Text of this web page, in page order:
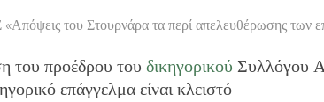
του Στουρνάρα τα περί απελευθέρωσης των
του προέδρου του δικηγορικού Συλλόγου
επάγγελμα είναι κλειστό